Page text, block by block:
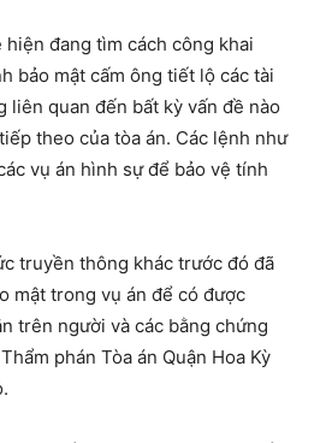
hiện đang tìm cách công khai
bảo mật cấm ông tiết lộ các tài
liên quan đến bất kỳ vấn đề nào
theo của tòa án. Các lệnh như
vụ án hình sự để bảo vệ tính
truyền thông khác trước đó đã
mật trong vụ án để có được
trên người và các bằng chứng
phán Tòa án Quận Hoa Kỳ